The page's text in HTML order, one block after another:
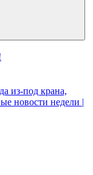
из-под крана,
новости недели |